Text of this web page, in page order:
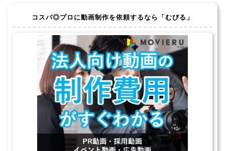
コスパ◎プロに動画制作を依頼するなら 「むびる」